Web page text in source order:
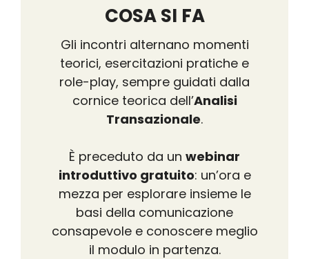
COSA SI FA
Gli incontri alternano momenti
teorici, esercitazioni pratiche e
role-play, sempre guidati dalla
cornice teorica dell’Analisi
Transazionale.
È preceduto da un webinar
introduttivo gratuito: un’ora e
mezza per esplorare insieme le
basi della comunicazione
consapevole e conoscere meglio
il modulo in partenza.